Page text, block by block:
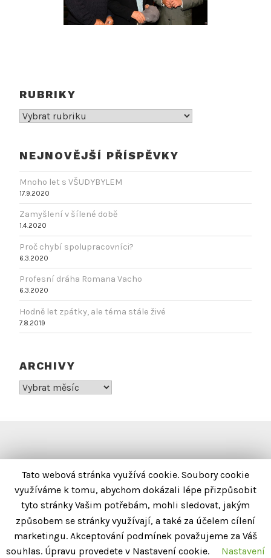
RUBRIKY
Rubriky
NEJNOVĚJŠÍ PŘÍSPĚVKY
Mnoho let s VŠUDYBYLEM
17.9.2020
Zamyšlení v šílené době
1.4.2020
Proč chybí spolupracovníci?
6.3.2020
Profesní dráha Romana Vacho
6.3.2020
Hodně let zpátky, ale téma stále živé
7.8.2019
ARCHIVY
Archivy
KONTAKTY
IMPRESUM
OZNÁMENÍ O OCHRANĚ OSOBNÍCH ÚDAJŮ
Tato webová stránka využívá cookie. Soubory cookie
využíváme k tomu, abychom dokázali lépe přizpůsobit
tyto stránky Vašim potřebám, mohli sledovat, jakým
způsobem se stránky využívají, a také za účelem cílení
marketingu. Akceptování podmínek považujeme za Váš
souhlas. Úpravu provedete v Nastavení cookie.
Nastavení